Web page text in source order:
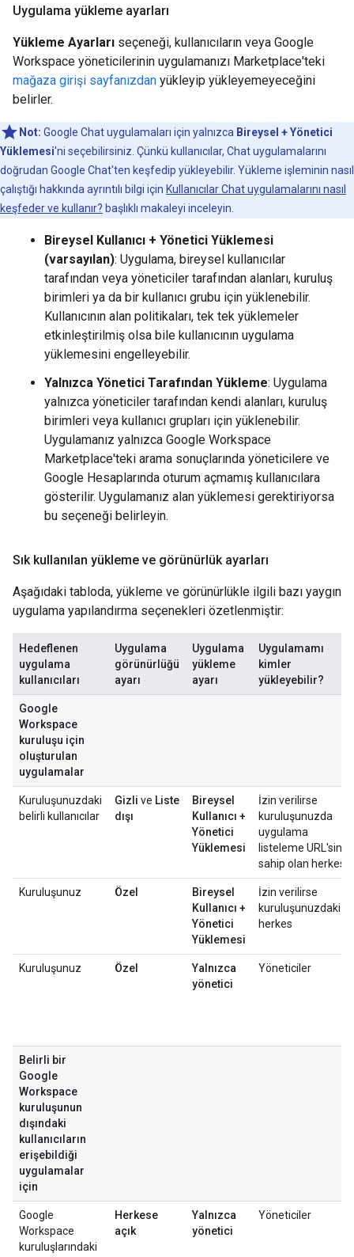
Uygulama yükleme ayarları
Yükleme Ayarları seçeneği, kullanıcıların veya Google
Workspace yöneticilerinin uygulamanızı Marketplace'teki
mağaza girişi sayfanızdan yükleyip yükleyemeyeceğini
belirler.
Not: Google Chat uygulamaları için yalnızca Bireysel + Yönetici
Yüklemesi'ni seçebilirsiniz. Çünkü kullanıcılar, Chat uygulamalarını
doğrudan Google Chat'ten keşfedip yükleyebilir. Yükleme işleminin nasıl
çalıştığı hakkında ayrıntılı bilgi için Kullanıcılar Chat uygulamalarını nasıl
keşfeder ve kullanır? başlıklı makaleyi inceleyin.
Bireysel Kullanıcı + Yönetici Yüklemesi
(varsayılan): Uygulama, bireysel kullanıcılar
tarafından veya yöneticiler tarafından alanları, kuruluş
birimleri ya da bir kullanıcı grubu için yüklenebilir.
Kullanıcının alan politikaları, tek tek yüklemeler
etkinleştirilmiş olsa bile kullanıcının uygulama
yüklemesini engelleyebilir.
Yalnızca Yönetici Tarafından Yükleme: Uygulama
yalnızca yöneticiler tarafından kendi alanları, kuruluş
birimleri veya kullanıcı grupları için yüklenebilir.
Uygulamanız yalnızca Google Workspace
Marketplace'teki arama sonuçlarında yöneticilere ve
Google Hesaplarında oturum açmamış kullanıcılara
gösterilir. Uygulamanız alan yüklemesi gerektiriyorsa
bu seçeneği belirleyin.
Sık kullanılan yükleme ve görünürlük ayarları
Aşağıdaki tabloda, yükleme ve görünürlükle ilgili bazı yaygın
uygulama yapılandırma seçenekleri özetlenmiştir:
Hedeflenen
uygulama
kullanıcıları
Uygulama
görünürlüğü
ayarı
Uygulama
yükleme
ayarı
Uygulamamı
kimler
yükleyebilir?
Google
Workspace
kuruluşu için
oluşturulan
uygulamalar
Kuruluşunuzdaki
belirli kullanıcılar
Gizli ve Liste
dışı
Bireysel
Kullanıcı +
Yönetici
Yüklemesi
İzin verilirse
kuruluşunuzda
uygulama
listeleme URL'sine
sahip olan herkes.
Kuruluşunuz Özel
Bireysel
Kullanıcı +
Yönetici
Yüklemesi
İzin verilirse
kuruluşunuzdaki
herkes
Kuruluşunuz Özel
Yalnızca
yönetici
Yöneticiler
Belirli bir
Google
Workspace
kuruluşunun
dışındaki
kullanıcıların
erişebildiği
uygulamalar
için
Google
Workspace
kuruluşlarındaki
Herkese
açık
Yalnızca
yönetici
Yöneticiler